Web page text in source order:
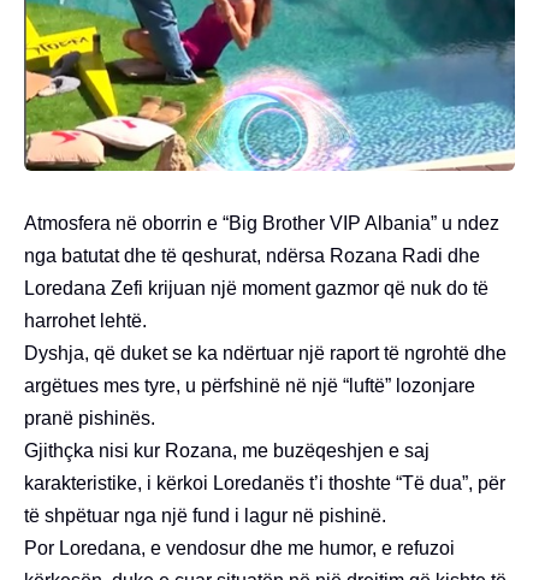
Atmosfera në oborrin e “Big Brother VIP Albania” u ndez
nga batutat dhe të qeshurat, ndërsa Rozana Radi dhe
Loredana Zefi krijuan një moment gazmor që nuk do të
harrohet lehtë.
Dyshja, që duket se ka ndërtuar një raport të ngrohtë dhe
argëtues mes tyre, u përfshinë në një “luftë” lozonjare
pranë pishinës.
Gjithçka nisi kur Rozana, me buzëqeshjen e saj
karakteristike, i kërkoi Loredanës t’i thoshte “Të dua”, për
të shpëtuar nga një fund i lagur në pishinë.
Por Loredana, e vendosur dhe me humor, e refuzoi